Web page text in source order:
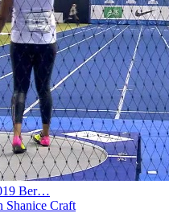
Ber…
Shanice Craft